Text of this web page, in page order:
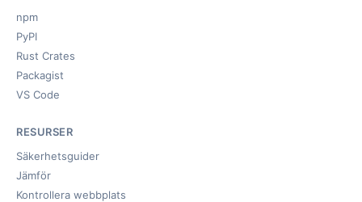
npm
PyPI
Rust Crates
Packagist
VS Code
RESURSER
Säkerhetsguider
Jämför
Kontrollera webbplats